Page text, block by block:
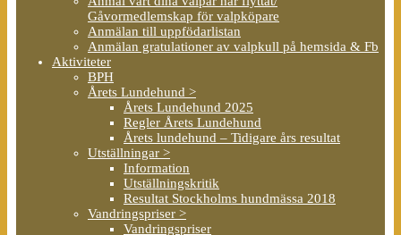
Gåvormedlemskap för valpköpare
Anmälan till uppfödarlistan
Anmälan gratulationer av valpkull på hemsida & Fb
Aktiviteter
BPH
Årets Lundehund >
Årets Lundehund 2025
Regler Årets Lundehund
Årets lundehund – Tidigare års resultat
Utställningar >
Information
Utställningskritik
Resultat Stockholms hundmässa 2018
Vandringspriser >
Vandringspriser